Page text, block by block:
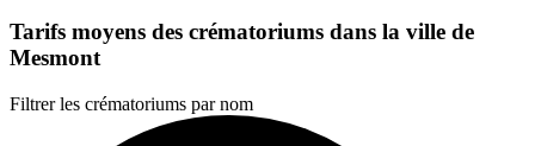
Tarifs moyens des crématoriums dans la ville de
Mesmont
Filtrer les crématoriums par nom